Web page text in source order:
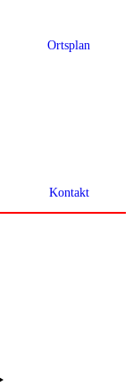
Ortsplan
Kontakt